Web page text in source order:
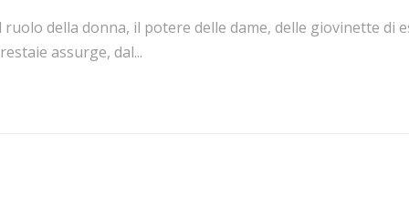
ruolo della donna, il potere delle dame, delle giovinette di
assurge, dal...